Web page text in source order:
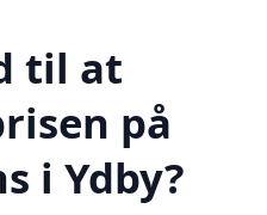
til at
på
i Ydby?